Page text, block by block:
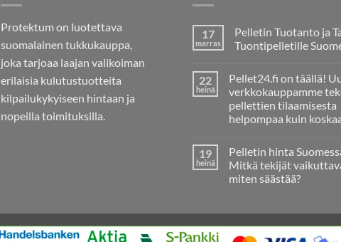
Protektum on luotettava
suomalainen tukkukauppa,
joka tarjoaa laajan valikoiman
erilaisia kulutustuotteita
kilpailukykyiseen hintaan ja
nopeilla toimituksilla.
17
marras
Pelletin Tuotanto ja
Tuontipelletille
artikkeliin
Pelletin
Tuotanto
ja
Tarve
Tuontipelletille
22
heinä
Pellet24.fi on täällä!
verkkokauppamme
pellettien tilaamisesta
helpompaa kuin
artikkeliin
Pellet24.fi
on
täällä!
pellettien
tilaamisesta
helpompaa
19
heinä
Pelletin hinta
Mitkä tekijät
miten säästää?
hinta
Suomessa: